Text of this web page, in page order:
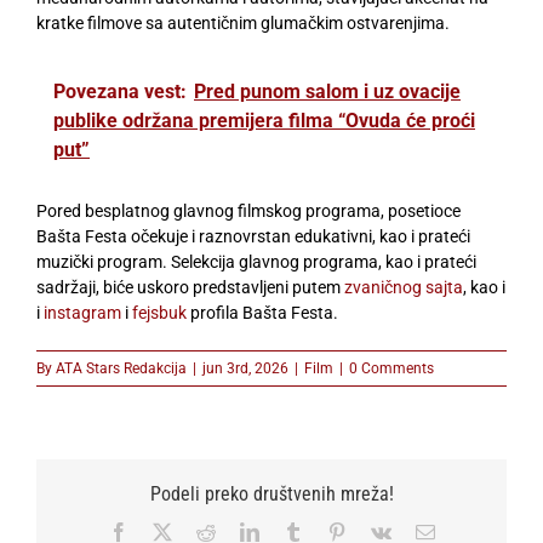
kratke filmove sa autentičnim glumačkim ostvarenjima.
Povezana vest: Pred punom salom i uz ovacije
publike održana premijera filma “Ovuda će proći
put”
Pored besplatnog glavnog filmskog programa, posetioce
Bašta Festa očekuje i raznovrstan edukativni, kao i prateći
muzički program. Selekcija glavnog programa, kao i prateći
sadržaji, biće uskoro predstavljeni putemzvaničnog sajta, kao i
i instagram ifejsbuk profila Bašta Festa.
By ATA Stars Redakcija jun 3rd, 2026 Film 0 Comments
Podeli preko društvenih mreža!
Facebook RedditLinkedInTumblr Pinterest
Vk Email